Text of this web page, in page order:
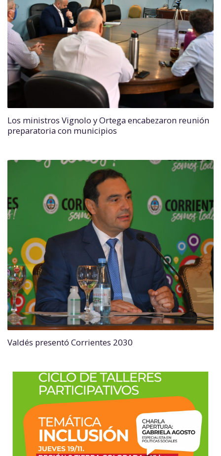
Los ministros Vignolo y Ortega encabezaron reunión
preparatoria con municipios
Valdés presentó Corrientes 2030